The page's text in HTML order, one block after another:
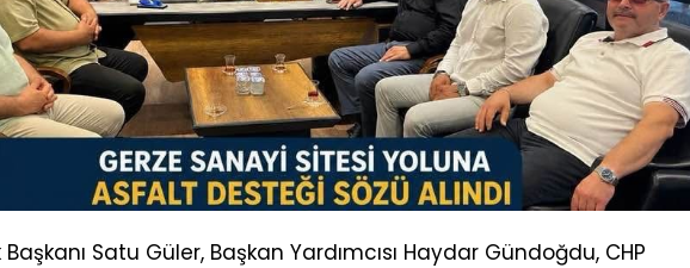
Başkanı Satu Güler, Başkan Yardımcısı Haydar Gündoğdu, CHP